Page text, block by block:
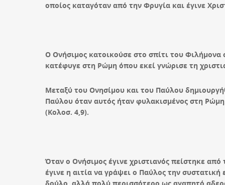
οποίος καταγόταν από την Φρυγία και έγινε
Ο Ονήσιμος κατοικούσε στο σπίτι του
κατέφυγε στη Ρώμη όπου εκεί γνώρισε τη
Μεταξύ του Ονησίμου και του Παύλου
Παύλου όταν αυτός ήταν φυλακισμένος στη
(Κολοσ. 4,9).
Όταν ο Ονήσιμος έγινε χριστιανός πείστηκε
έγινε η αιτία να γράψει ο Παύλος την